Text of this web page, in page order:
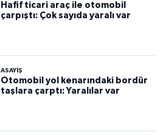
Hafif ticari araç ile otomobil
çarpıştı: Çok sayıda yaralı var
ASAYİŞ
Otomobil yol kenarındaki bordür
taşlara çarptı: Yaralılar var